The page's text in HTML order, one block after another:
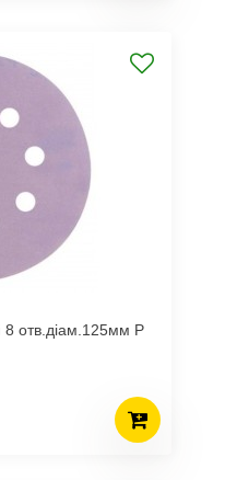
8 отв.діам.125мм Р